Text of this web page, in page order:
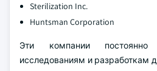
Sterilization Inc.
Huntsman Corporation
Эти компании постоянно
исследованиям и разработкам